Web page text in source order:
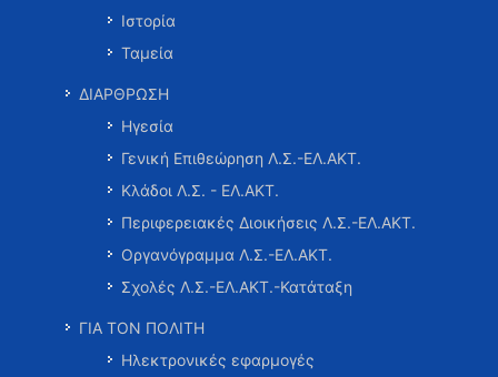
Ιστορία
Ταμεία
ΔΙΑΡΘΡΩΣΗ
Ηγεσία
Γενική Επιθεώρηση Λ.Σ.-ΕΛ.ΑΚΤ.
Κλάδοι Λ.Σ. - ΕΛ.ΑΚΤ.
Περιφερειακές Διοικήσεις Λ.Σ.-ΕΛ.ΑΚΤ.
Οργανόγραμμα Λ.Σ.-ΕΛ.ΑΚΤ.
Σχολές Λ.Σ.-ΕΛ.ΑΚΤ.-Κατάταξη
ΓΙΑ ΤΟΝ ΠΟΛΙΤΗ
Ηλεκτρονικές εφαρμογές